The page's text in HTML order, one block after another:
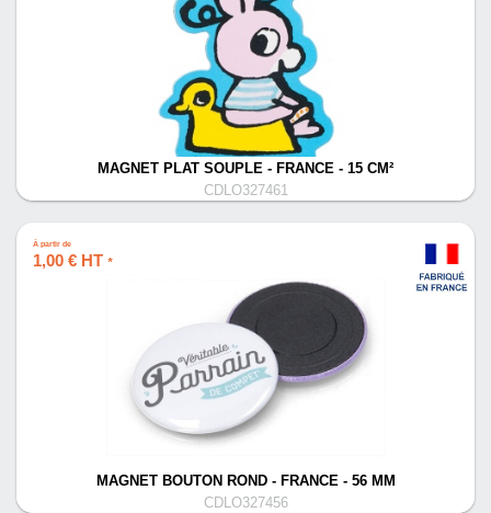
MAGNET PLAT SOUPLE - FRANCE - 15 CM²
CDLO327461
À partir de
1,00 € HT *
MAGNET BOUTON ROND - FRANCE - 56 MM
CDLO327456